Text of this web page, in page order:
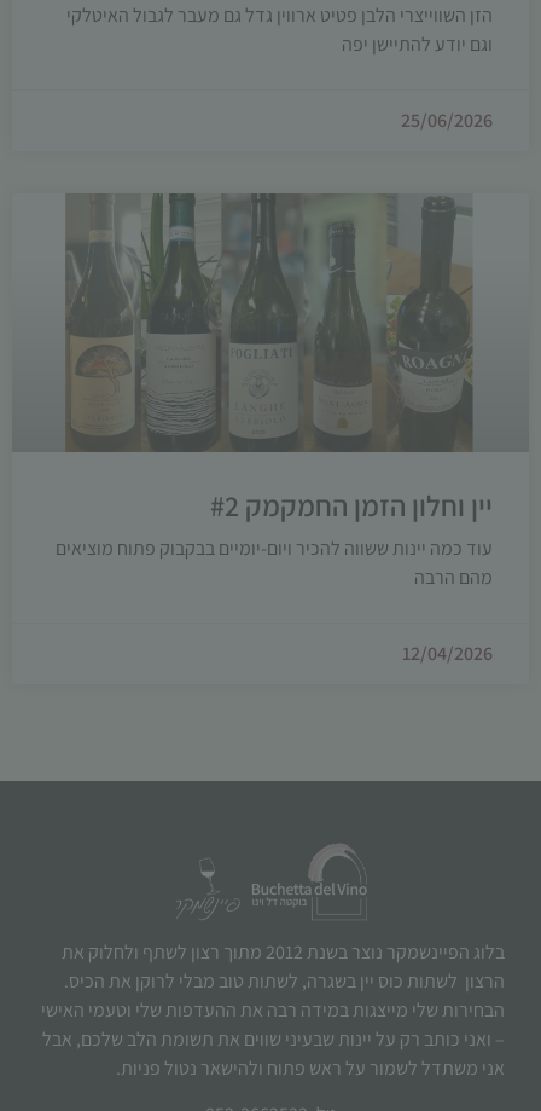
הזן השווייצרי הלבן פטיט ארווין גדל גם מעבר לגבול האיטלקי
וגם יודע להתיישן יפה
25/06/2026
יין וחלון הזמן החמקמק #2
עוד כמה יינות ששווה להכיר ויום-יומיים בבקבוק פתוח מוציאים
מהם הרבה
12/04/2026
בלוג הפיינשמקר נוצר בשנת 2012 מתוך רצון לשתף ולחלוק את
הרצון לשתות כוס יין בשגרה, לשתות טוב מבלי לרוקן את הכיס.
הבחירות שלי מייצגות במידה רבה את ההעדפות שלי וטעמי האישי
– ואני כותב רק על יינות שבעיני שווים את תשומת הלב שלכם, אבל
אני משתדל לשמור על ראש פתוח ולהישאר נטול פניות.